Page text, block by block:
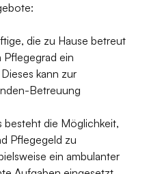
die zu Hause betreut
Pflegegrad ein
kann zur
Betreuung
besteht die Möglichkeit,
Pflegegeld zu
ein ambulanter